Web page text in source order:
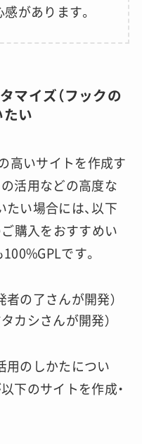
があります。
マイズ（フックの
たい
高いサイトを作成す
活用などの高度な
い場合には、以下
購入をおすすめい
です。
者の了さんが開発）
カシさんが開発）
用のしかたについ
下のサイトを作成・